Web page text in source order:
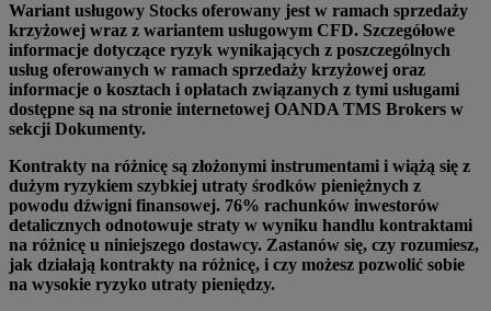
Wariant usługowy Stocks oferowany jest w ramach sprzedaży
krzyżowej wraz z wariantem usługowym CFD. Szczegółowe
informacje dotyczące ryzyk wynikających z poszczególnych
usług oferowanych w ramach sprzedaży krzyżowej oraz
informacje o kosztach i opłatach związanych z tymi usługami
dostępne są na stronie internetowej OANDA TMS Brokers w
sekcji Dokumenty.
Kontrakty na różnicę są złożonymi instrumentami i wiążą się z
dużym ryzykiem szybkiej utraty środków pieniężnych z
powodu dźwigni finansowej. 76% rachunków inwestorów
detalicznych odnotowuje straty w wyniku handlu kontraktami
na różnicę u niniejszego dostawcy. Zastanów się, czy rozumiesz,
jak działają kontrakty na różnicę, i czy możesz pozwolić sobie
na wysokie ryzyko utraty pieniędzy.